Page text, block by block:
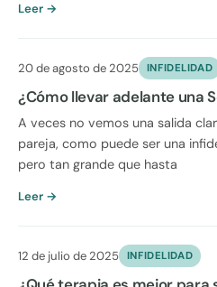
Leer →
20 de agosto de 2025 INFIDELIDAD
¿Cómo llevar adelante una
A veces no vemos una salida
pareja, como puede ser una
pero tan grande que hasta
Leer →
12 de julio de 2025 INFIDELIDAD